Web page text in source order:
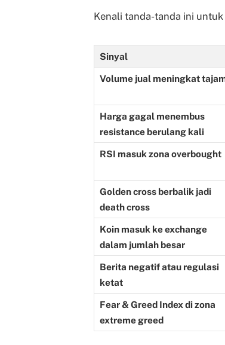
Kenali tanda-tanda ini
Sinyal
Volume jual meningkat
Harga gagal menembus
resistance berulang kali
RSI masuk zona overbought
Golden cross berbalik jadi
death cross
Koin masuk ke exchange
dalam jumlah besar
Berita negatif atau regulasi
ketat
Fear & Greed Index di zona
extreme greed